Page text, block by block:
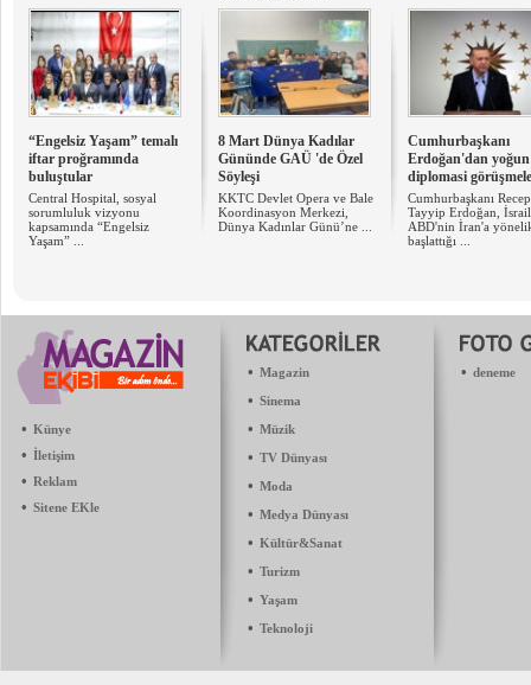
“Engelsiz Yaşam” temalı
iftar proğramında
buluştular
Central Hospital, sosyal
sorumluluk vizyonu
kapsamında “Engelsiz
Yaşam” ...
8 Mart Dünya Kadılar
Gününde GAÜ 'de Özel
Söyleşi
KKTC Devlet Opera ve Bale
Koordinasyon Merkezi,
Dünya Kadınlar Günü’ne ...
Cumhurbaşkanı
Erdoğan'dan
diplomasi
Cumhurbaşkanı Recep
Tayyip Erdoğan,
ABD'nin İran'a
başlattığı ...
• Künye
• İletişim
• Reklam
• Sitene EKle
• Magazin
• Sinema
• Müzik
• TV Dünyası
• Moda
• Medya Dünyası
• Kültür&Sanat
• Turizm
• Yaşam
• Teknoloji
• deneme